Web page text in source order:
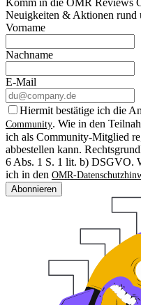
Komm in die OMR Reviews
Neuigkeiten & Aktionen rund
Vorname
Nachname
E-Mail
Hiermit bestätige ich die
Community. Wie in den
ich als Community-Mitglied
abbestellen kann.
6 Abs. 1 S. 1 lit. b) DSGVO.
ich in den OMR-
Abonnieren